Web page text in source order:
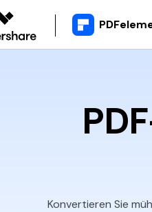
Video Tutorials
Konvertieren Sie